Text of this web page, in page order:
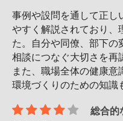
事例や設問を通して正し
やすく解説されており、
た。自分や同僚、部下
相談につなぐ大切さを再
また、職場全体の健康
環境づくりのための知識
総合的